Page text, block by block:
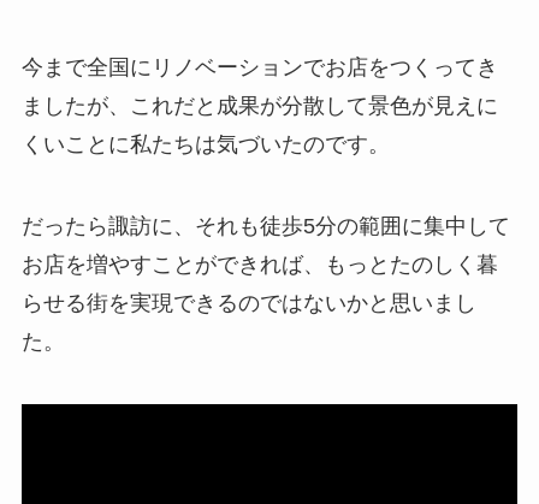
今まで全国にリノベーションでお店をつくってき
ましたが、これだと成果が分散して景色が見えに
くいことに私たちは気づいたのです。
だったら諏訪に、それも徒歩5分の範囲に集中して
お店を増やすことができれば、もっとたのしく暮
らせる街を実現できるのではないかと思いまし
た。